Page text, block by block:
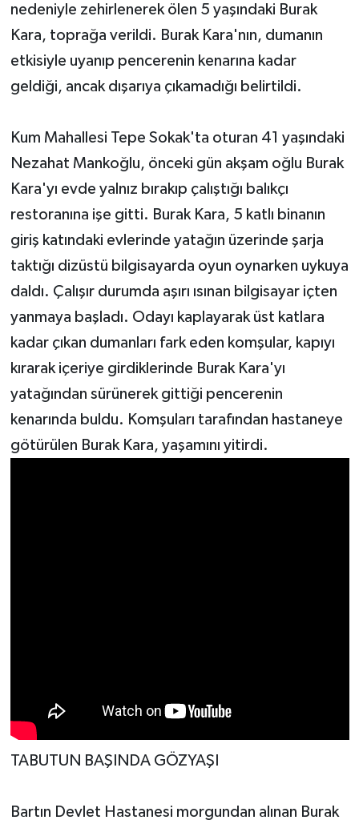
nedeniyle zehirlenerek ölen 5 yaşındaki Burak
Kara, toprağa verildi. Burak Kara'nın, dumanın
etkisiyle uyanıp pencerenin kenarına kadar
geldiği, ancak dışarıya çıkamadığı belirtildi.
Kum Mahallesi Tepe Sokak'ta oturan 41 yaşındaki
Nezahat Mankoğlu, önceki gün akşam oğlu Burak
Kara'yı evde yalnız bırakıp çalıştığı balıkçı
restoranına işe gitti. Burak Kara, 5 katlı binanın
giriş katındaki evlerinde yatağın üzerinde şarja
taktığı dizüstü bilgisayarda oyun oynarken uykuya
daldı. Çalışır durumda aşırı ısınan bilgisayar içten
yanmaya başladı. Odayı kaplayarak üst katlara
kadar çıkan dumanları fark eden komşular, kapıyı
kırarak içeriye girdiklerinde Burak Kara'yı
yatağından sürünerek gittiği pencerenin
kenarında buldu. Komşuları tarafından hastaneye
götürülen Burak Kara, yaşamını yitirdi.
TABUTUN BAŞINDA GÖZYAŞI
Bartın Devlet Hastanesi morgundan alınan Burak